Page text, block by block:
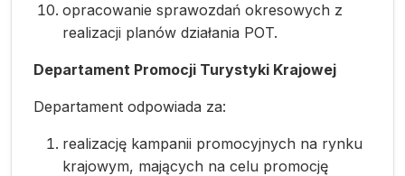
opracowanie sprawozdań okresowych z
realizacji planów działania POT.
Departament Promocji Turystyki Krajowej
Departament odpowiada za:
realizację kampanii promocyjnych na rynku
krajowym, mających na celu promocję